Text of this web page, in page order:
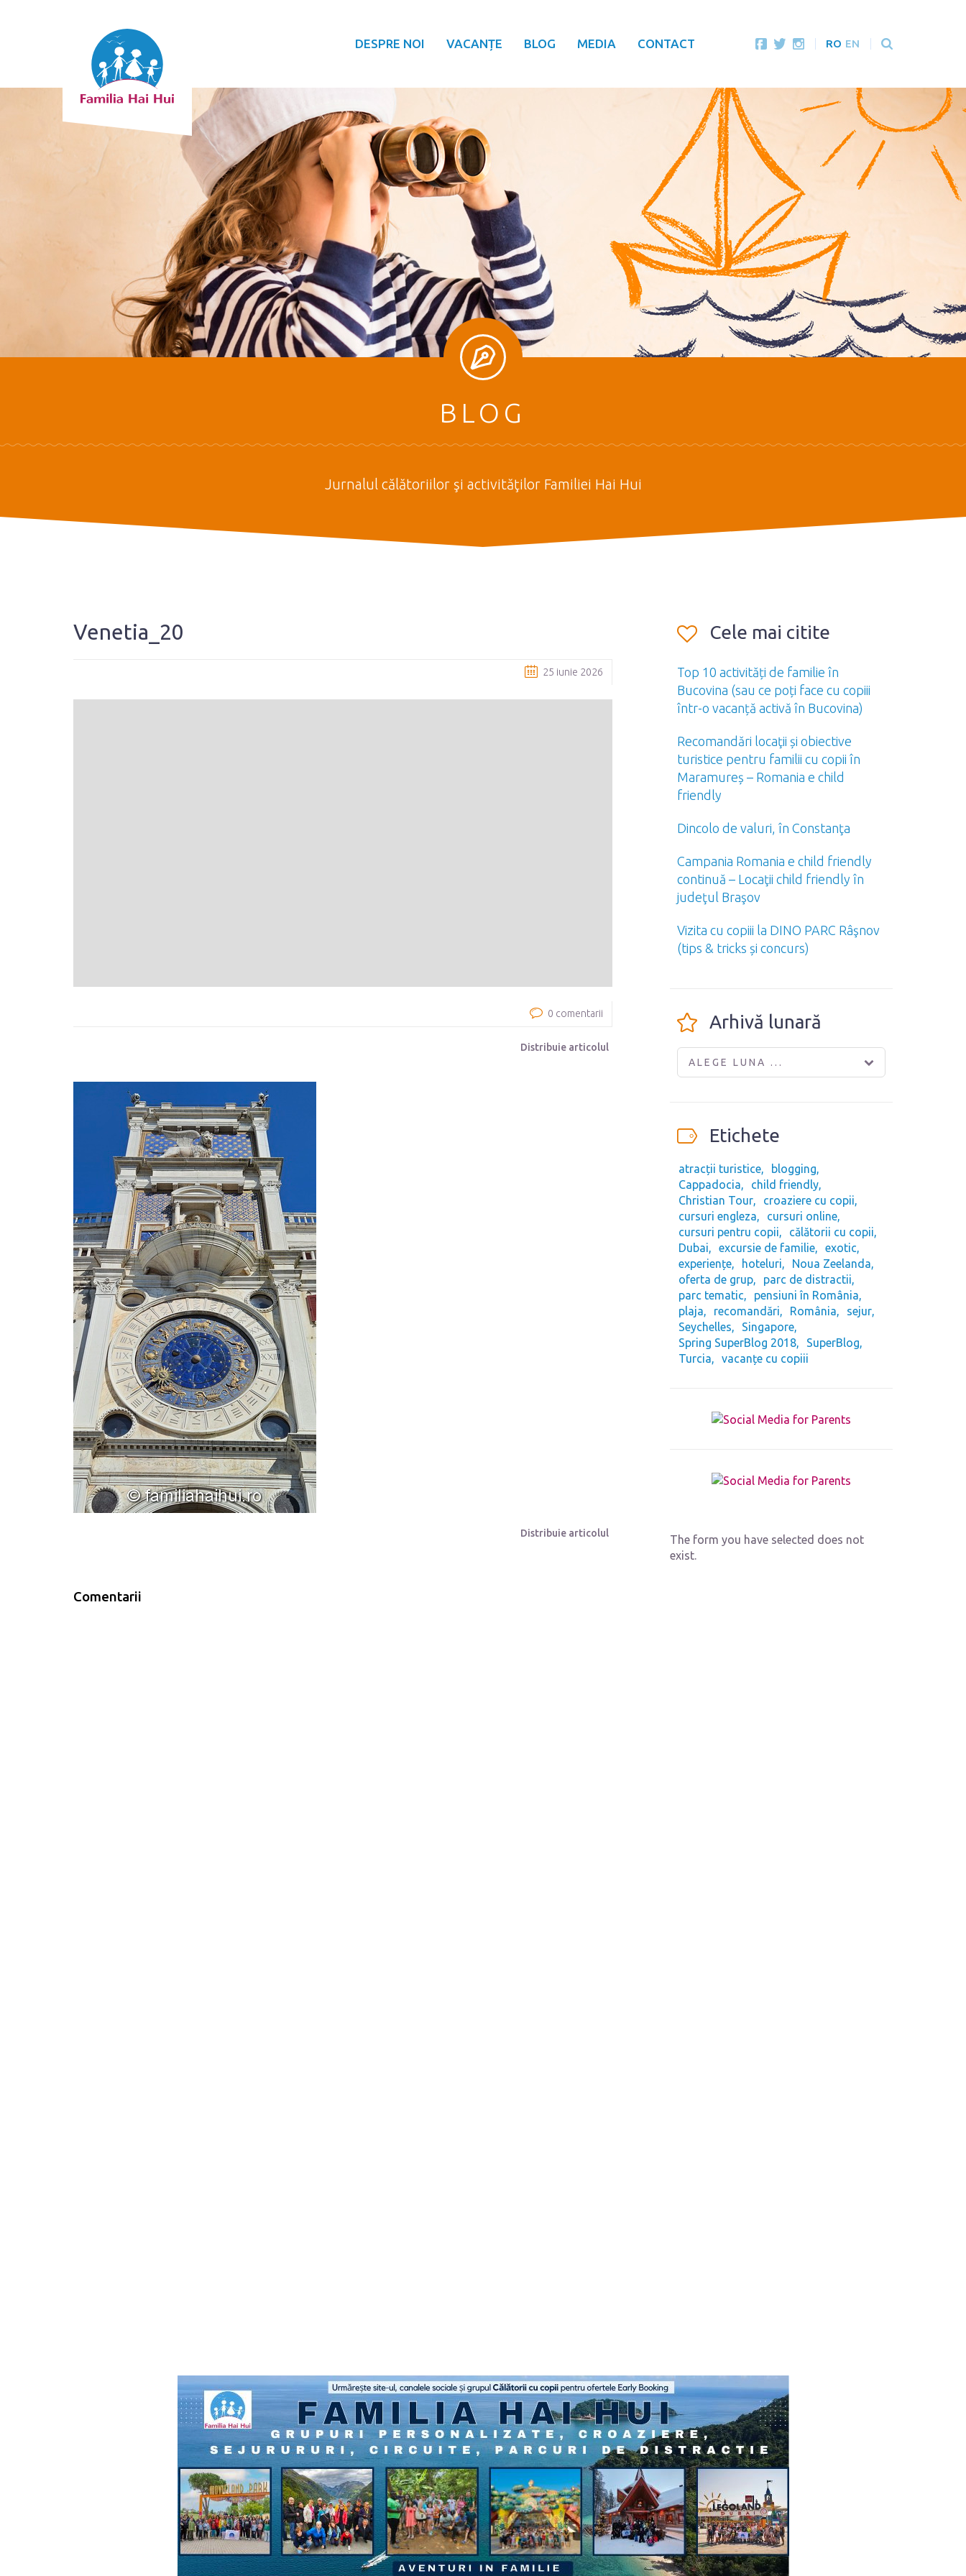
DESPRE NOI VACANȚE BLOG MEDIA CONTACT RO EN
BLOG
Jurnalul călătoriilor şi activităţilor Familiei Hai Hui
Venetia_20
25 iunie 2026
0 comentarii
Distribuie articolul
Distribuie articolul
Comentarii
Cele mai citite
Top 10 activități de familie în
Bucovina (sau ce poți face cu copiii
într-o vacanță activă în Bucovina)
Recomandări locaţii și obiective
turistice pentru familii cu copii în
Maramureș – Romania e child
friendly
Dincolo de valuri, în Constanţa
Campania Romania e child friendly
continuă – Locaţii child friendly în
judeţul Braşov
Vizita cu copiii la DINO PARC Râşnov
(tips & tricks și concurs)
Arhivă lunară
ALEGE LUNA ...
Etichete
atracții turistice
blogging
Cappadocia
child friendly
Christian Tour
croaziere cu copii
cursuri engleza
cursuri online
cursuri pentru copii
călătorii cu copii
Dubai
excursie de familie
exotic
experiențe
hoteluri
Noua Zeelanda
oferta de grup
parc de distractii
parc tematic
pensiuni în România
plaja
recomandări România
sejur
Seychelles
Singapore
Spring SuperBlog 2018
SuperBlog
Turcia
vacanțe cu copiii
The form you have selected does not
exist.